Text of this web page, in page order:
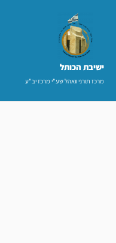
ישיבת הכותל​
מרכז תורני וואהל שע"י מרכז יב"ע